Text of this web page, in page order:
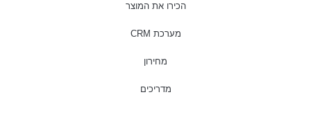
הכירו את המוצר
מערכת CRM
מחירון
מדריכים